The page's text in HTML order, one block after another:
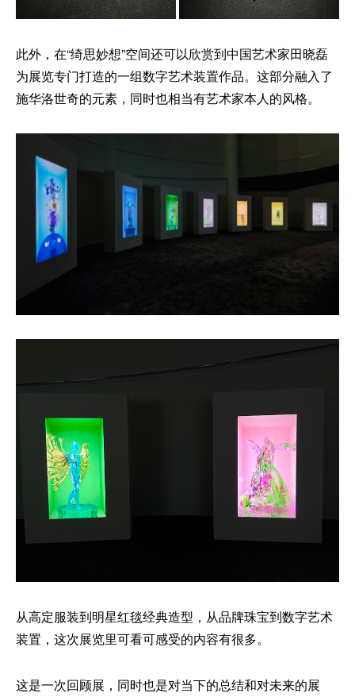
此外，在“绮思妙想”空间还可以欣赏到中国艺术家田晓磊
为展览专门打造的一组数字艺术装置作品。这部分融入了
施华洛世奇的元素，同时也相当有艺术家本人的风格。
从高定服装到明星红毯经典造型，从品牌珠宝到数字艺术
装置，这次展览里可看可感受的内容有很多。
这是一次回顾展，同时也是对当下的总结和对未来的展